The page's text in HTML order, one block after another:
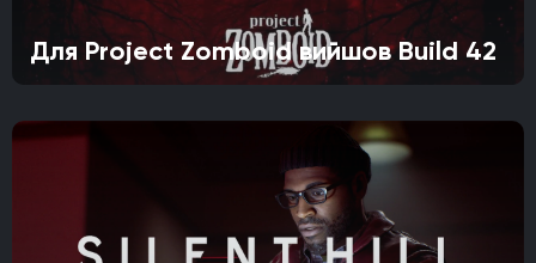
Для Project Zomboid вийшов Build 42